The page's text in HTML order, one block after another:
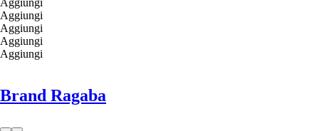
Aggiungi
Aggiungi
Aggiungi
Aggiungi
Brand Ragaba